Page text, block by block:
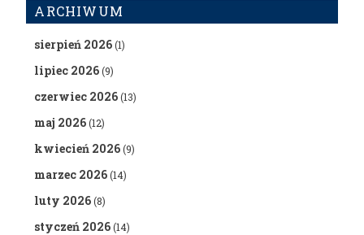
ARCHIWUM
sierpień 2026(1)
lipiec 2026(9)
czerwiec 2026(13)
maj 2026(12)
kwiecień 2026(9)
marzec 2026(14)
luty 2026(8)
styczeń 2026(14)